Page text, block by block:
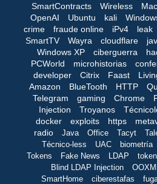
SmartContracts
Wireless
OpenAI
Ubuntu kali
crime
fraude online iPv4 leak
SmartTV
Wayra cloudflare
Windows XP
ciberguerra
PCWorld
microhistorias
developer
Citrix Faast
Amazon
BlueTooth HTTP
Telegram
gaming Chrome
Injection
Troyanos
docker
exploits https
radio
Java Office Tacyt
Técnico-less
UAC biometría
Tokens
Fake News LDAP token
Blind LDAP Injection
SmartHome
ciberestafas